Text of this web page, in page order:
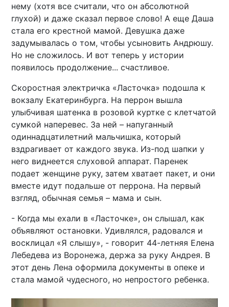
нему (хотя все считали, что он абсолютной
глухой) и даже сказал первое слово! А еще Даша
стала его крестной мамой. Девушка даже
задумывалась о том, чтобы усыновить Андрюшу.
Но не сложилось. И вот теперь у истории
появилось продолжение... счастливое.
Скоростная электричка «Ласточка» подошла к
вокзалу Екатеринбурга. На перрон вышла
улыбчивая шатенка в розовой куртке с клетчатой
сумкой наперевес. За ней – напуганный
одиннадцатилетний мальчишка, который
вздрагивает от каждого звука. Из-под шапки у
него виднеется слуховой аппарат. Паренек
подает женщине руку, затем хватает пакет, и они
вместе идут подальше от перрона. На первый
взгляд, обычная семья – мама и сын.
- Когда мы ехали в «Ласточке», он слышал, как
объявляют остановки. Удивлялся, радовался и
восклицал «Я слышу», - говорит 44-летняя Елена
Лебедева из Воронежа, держа за руку Андрея. В
этот день Лена оформила документы в опеке и
стала мамой чудесного, но непростого ребенка.